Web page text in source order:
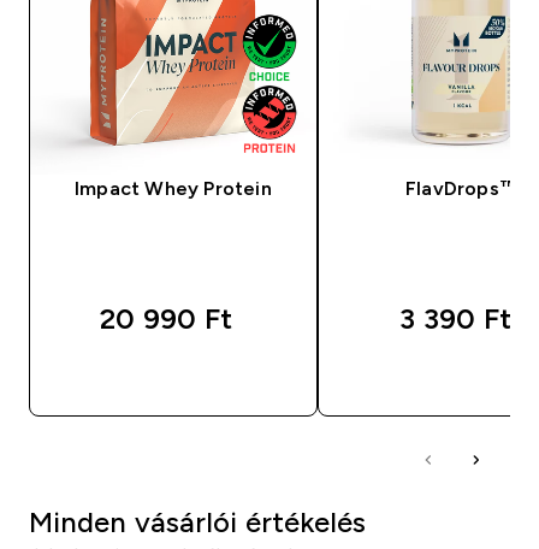
Impact Whey Protein
20 990 Ft‎
FlavDrops™
3 390 Ft‎
Minden vásárlói értékelés